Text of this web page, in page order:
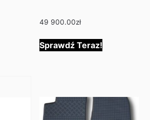
49 900.00zł
Sprawdź Teraz!